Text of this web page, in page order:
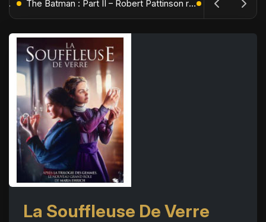
L'Âge de Glace : Le Réveil du Volcan – Manny, Sid et Diego de retour pour une aventure explosive The Batman : Part II – Robert Pattinson replonge dans les ténèbres de Gotham dès octobre 2027
La Souffleuse De Verre